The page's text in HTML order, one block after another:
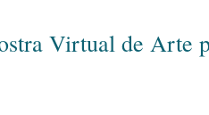
Virtual de Arte